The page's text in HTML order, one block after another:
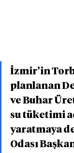
İzmir’in
planlanan
ve Buhar
su tüketimi
yaratmaya
Odası